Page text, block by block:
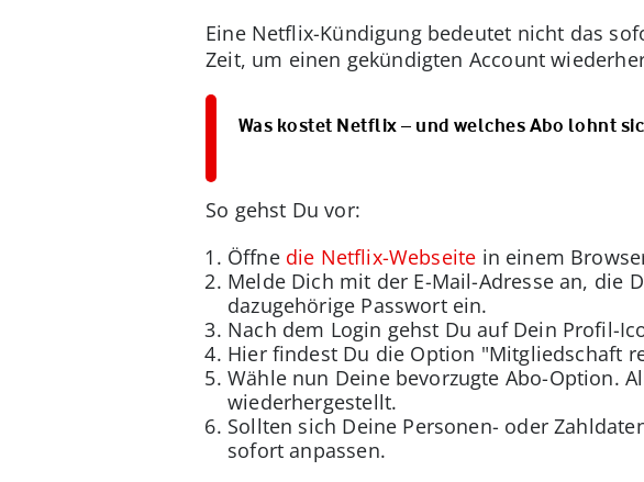
Eine Netflix-Kündigung bedeutet nicht das
Zeit, um einen gekündigten Account
Was kostet Netflix – und welches Abo lohnt
So gehst Du vor:
Öffne die Netflix-Webseite in einem
Melde Dich mit der E-Mail-Adresse an, die
dazugehörige Passwort ein.
Nach dem Login gehst Du auf Dein Profil-
Hier findest Du die Option "Mitgliedschaft
Wähle nun Deine bevorzugte Abo-Option.
wiederhergestellt.
Sollten sich Deine Personen- oder
sofort anpassen.